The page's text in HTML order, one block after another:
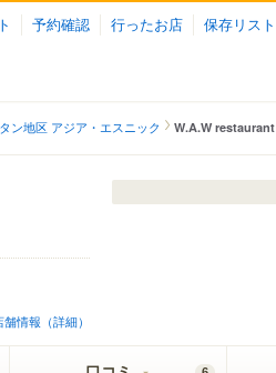
予約確認 行ったお店 保存リスト
ン地区 アジア・エスニック W.A.W restaurant
舗情報（詳細）